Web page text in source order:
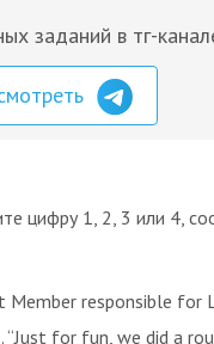
заданий в тг-
цифру 1, 2, 3 или 4,
Member responsible
for fun, we did a